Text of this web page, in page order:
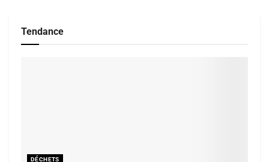
Tendance
DÉCHETS